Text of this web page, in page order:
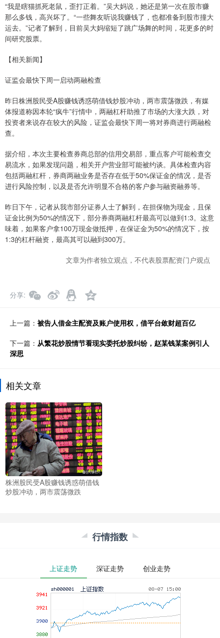
“我是瞎猫抓死老鼠，歪打正着。”吴大妈说，她还是第一次在股市赚
那么多钱，高兴坏了。“一些舞友听说我赚钱了，也都准备到股市撞大
运去。”记者了解到，目前吴大妈缩短了跳广场舞的时间，花更多的时
间研究股票。
【相关新闻】
证监会最快下周一启动两融检查
昨日株洲股民受A股赚钱诱惑萌借钱炒股冲动，两市震荡微跌，有媒
体报道称因本轮“疯牛”行情中，两融杠杆助推了市场的大涨大跌，对
投资者来说存在较大的风险，证监会最快下周一将对券商进行两融检
查。
据介绍，本次主要检查券商总部的信用交易部，重点客户可能检查交
易流水，如果发现问题，相关开户营业部可能被约谈。具体检查内容
包括两融杠杆，券商两融业务是否存在低于50%保证金的情况，是否
进行风险控制，以及是否允许明显不合格的客户参与融资融券等。
昨日下午，记者从我市部分证券人士了解到，在担保物为现金，且保
证金比例为50%的情况下，部分券商两融杠杆最高可以做到1:3。这意
味着，如果客户拿100万现金做抵押，在保证金为50%的情况下，按
1:3的杠杆融资，最高其可以融到300万。
文章为作者独立观点，不代表股票配资门户观点
分享
上一篇： 被告人借金主配资及账户使用权，借平台敛财超百亿
下一篇： 从繁花炒股情节看现实委托炒股纠纷，赵某钱某案例引人
深思
相关文章
株洲股民受A股赚钱诱惑萌借钱
炒股冲动，两市震荡微跌
行情指数
上证走势 深证走势 创业走势